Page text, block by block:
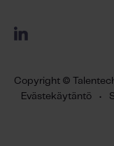
Copyright ©
Evästekäytäntö
•